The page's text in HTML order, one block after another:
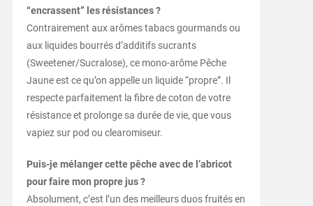
“encrassent” les résistances ?
Contrairement aux arômes tabacs gourmands ou
aux liquides bourrés d’additifs sucrants
(Sweetener/Sucralose), ce mono-arôme Pêche
Jaune est ce qu’on appelle un liquide “propre”. Il
respecte parfaitement la fibre de coton de votre
résistance et prolonge sa durée de vie, que vous
vapiez sur pod ou clearomiseur.
Puis-je mélanger cette pêche avec de l’abricot
pour faire mon propre jus ?
Absolument, c’est l’un des meilleurs duos fruités en